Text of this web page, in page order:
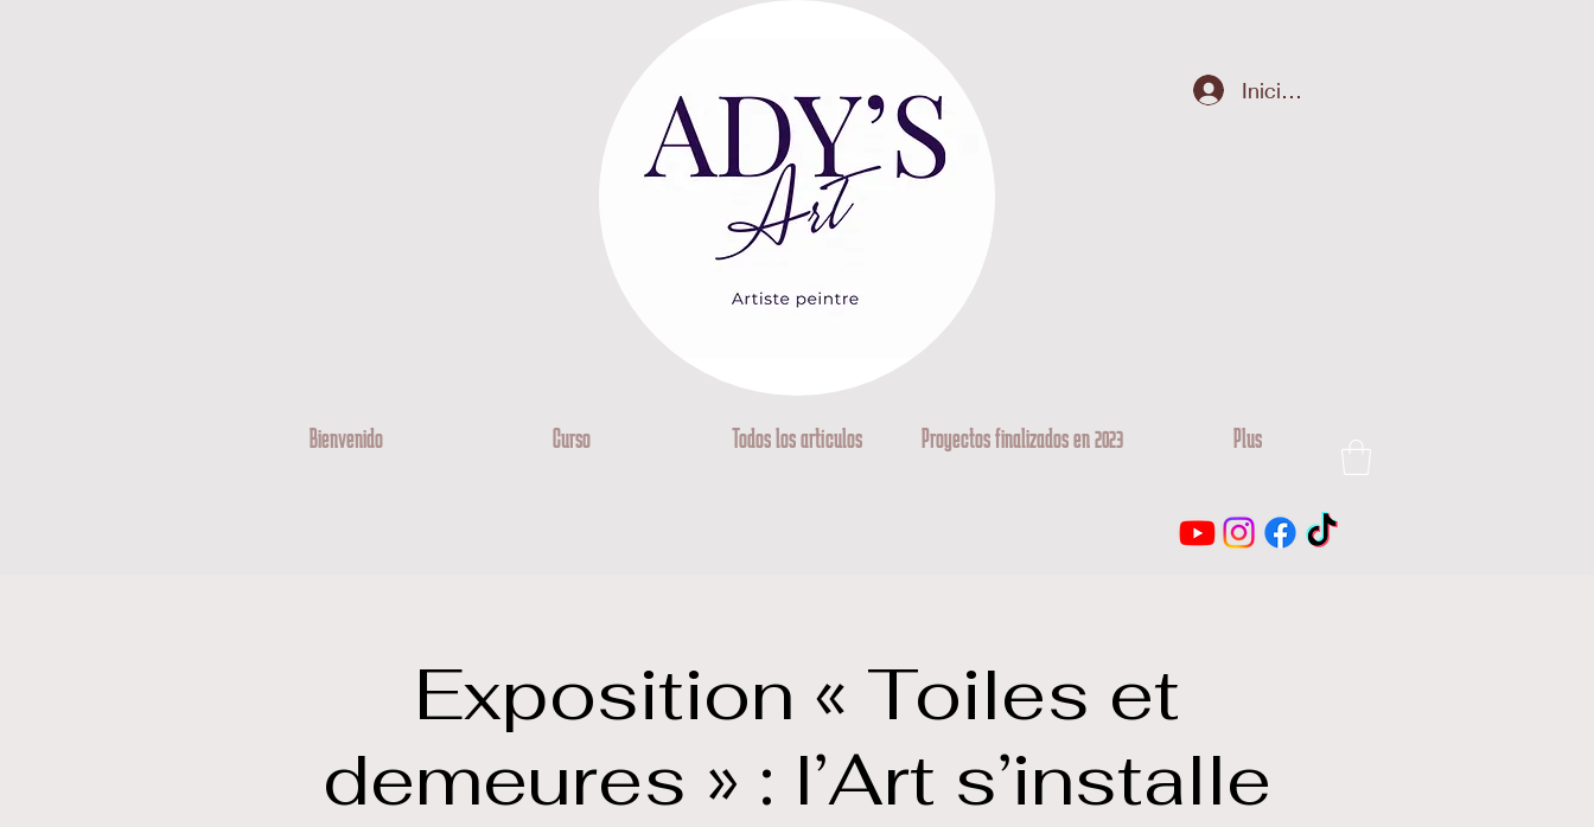
Iniciar sesión
Bienvenido Curso Todos los artículos Proyectos finalizados en 2023 Plus
Exposition « Toiles et
demeures » : l’Art s’installe